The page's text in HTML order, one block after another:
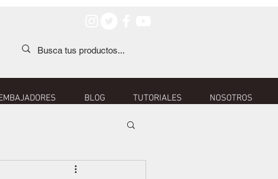
BLOG TUTORIALES NOSOTROS